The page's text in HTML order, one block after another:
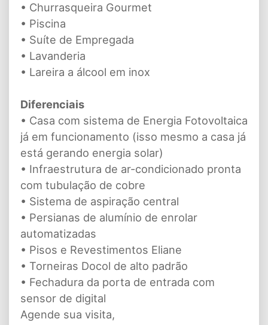
• Churrasqueira Gourmet
• Piscina
• Suíte de Empregada
• Lavanderia
• Lareira a álcool em inox
Diferenciais
• Casa com sistema de Energia Fotovoltaica
já em funcionamento (isso mesmo a casa já
está gerando energia solar)
• Infraestrutura de ar-condicionado pronta
com tubulação de cobre
• Sistema de aspiração central
• Persianas de alumínio de enrolar
automatizadas
• Pisos e Revestimentos Eliane
• Torneiras Docol de alto padrão
• Fechadura da porta de entrada com
sensor de digital
Agende sua visita,